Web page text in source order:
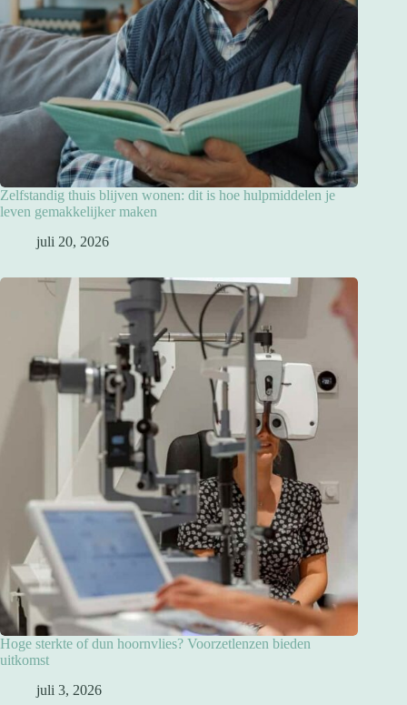
Zelfstandig thuis blijven wonen: dit is hoe hulpmiddelen je
leven gemakkelijker maken
juli 20, 2026
Hoge sterkte of dun hoornvlies? Voorzetlenzen bieden
uitkomst
juli 3, 2026